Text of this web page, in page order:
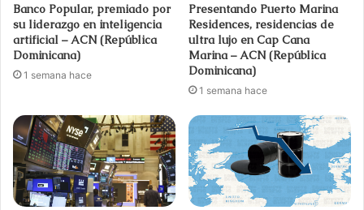
Banco Popular, premiado por
su liderazgo en inteligencia
artificial – ACN (República
Dominicana)
1 semana hace
Presentando Puerto Marina
Residences, residencias de
ultra lujo en Cap Cana
Marina – ACN (República
Dominicana)
1 semana hace